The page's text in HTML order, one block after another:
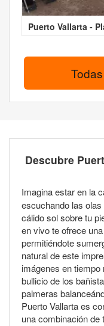
Puerto Vallarta -
Descubre
Imagina estar en la
escuchando las
cálido sol sobre tu
en vivo te ofrece
permitiéndote
natural de este
imágenes en
bullicio de los
palmeras
Puerto Vallarta es
una combinación